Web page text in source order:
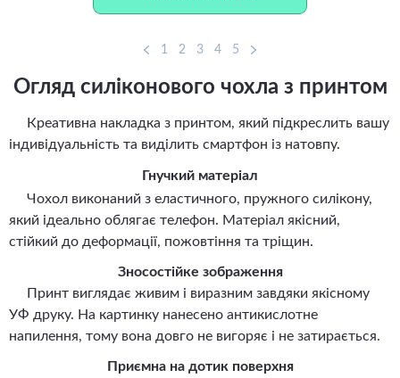
1 2 3 4 5
Огляд силіконового чохла з принтом
Креативна накладка з принтом, який підкреслить вашу
індивідуальність та виділить смартфон із натовпу.
Гнучкий матеріал
Чохол виконаний з еластичного, пружного силікону,
який ідеально облягає телефон. Матеріал якісний,
стійкий до деформації, пожовтіння та тріщин.
Зносостійке зображення
Принт виглядає живим і виразним завдяки якісному
УФ друку. На картинку нанесено антикислотне
напилення, тому вона довго не вигоряє і не затирається.
Приємна на дотик поверхня